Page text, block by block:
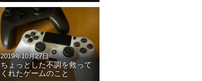
2019年10月27日
ちょっとした不調を救って
くれたゲームのこと